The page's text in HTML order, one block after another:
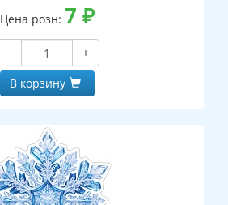
Цена розн: 7 ₽
−
+
В корзину